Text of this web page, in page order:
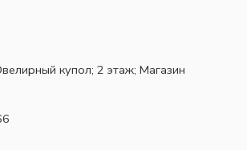
купол; 2 этаж; Магазин